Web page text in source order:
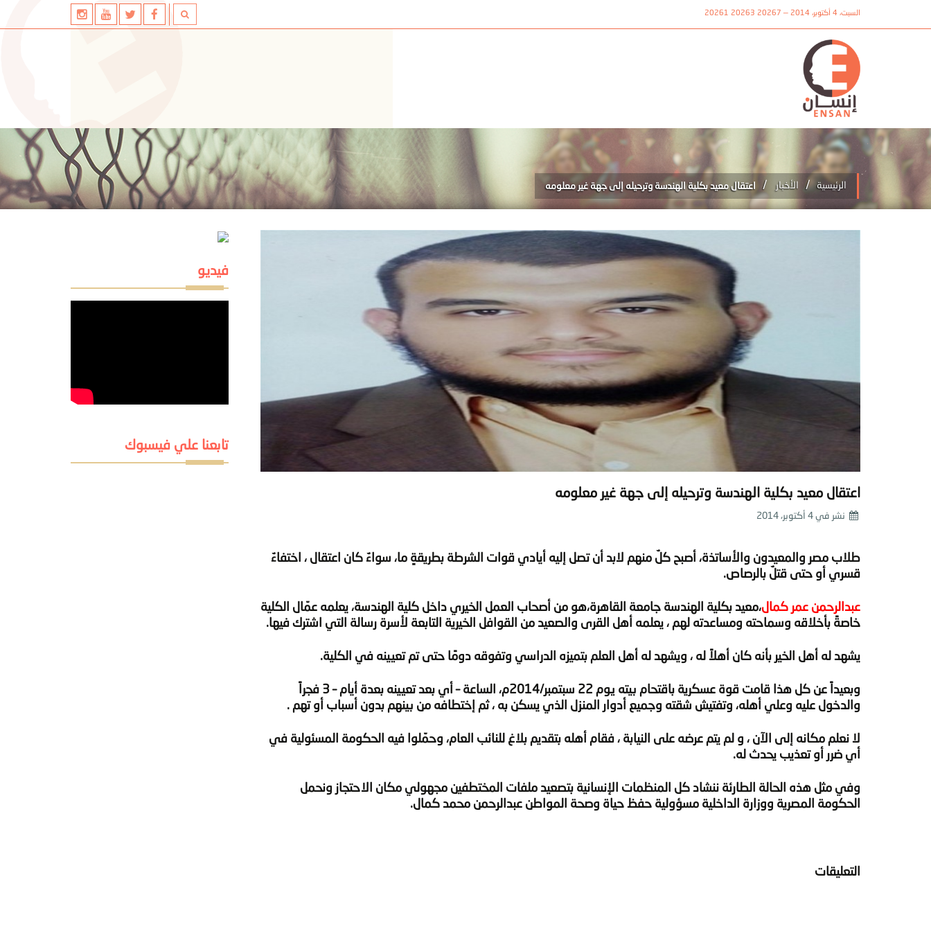
السبت، 4 أكتوبر، 2014 — 20267 20263 20261
الرئيسية / الأخبار / اعتقال معيد بكلية الهندسة وترحيله إلى جهة غير معلومه
اعتقال معيد بكلية الهندسة وترحيله إلى جهة غير معلومه
نشر في 4 أكتوبر، 2014
طلاب مصر والمعيدون والأساتذة، أصبح كلٌ منهم لابد أن تصل إليه أيادي قوات الشرطة بطريقةٍ ما، سواءٌ كان اعتقال ، اختفاءٌ
قسري أو حتى قتلٌ بالرصاص.
عبدالرحمن عمر كمال،معيد بكلية الهندسة جامعة القاهرة،هو من أصحاب العمل الخيري داخل كلية الهندسة، يعلمه عمّال الكلية
خاصةً بأخلاقه وسماحته ومساعدته لهم ، يعلمه أهل القرى والصعيد من القوافل الخيرية التابعة لأسرة رسالة التي اشترك فيها.
يشهد له أهل الخير بأنه كان أهلاً له ، ويشهد له أهل العلم بتميزه الدراسي وتفوقه دومًا حتى تم تعيينه في الكلية.
وبعيداً عن كل هذا قامت قوة عسكرية باقتحام بيته يوم 22 سبتمبر/2014م، الساعة – أي بعد تعيينه بعدة أيام – 3 فجراً
والدخول عليه وعلي أهله، وتفتيش شقته وجميع أدوار المنزل الذي يسكن به ، ثم إختطافه من بينهم بدون أسباب أو تهم .
لا نعلم مكانه إلى الآن ، و لم يتم عرضه على النيابة ، فقام أهله بتقديم بلاغ للنائب العام، وحمّلوا فيه الحكومة المسئولية في
أي ضرر أو تعذيب يحدث له.
وفي مثل هذه الحالة الطارئة ننشاد كل المنظمات الإنسانية بتصعيد ملفات المختطفين مجهولي مكان الاحتجاز ونحمل
الحكومة المصرية ووزارة الداخلية مسؤولية حفظ حياة وصحة المواطن عبدالرحمن محمد كمال.
التعليقات
فيديو
تابعنا علي فيسبوك